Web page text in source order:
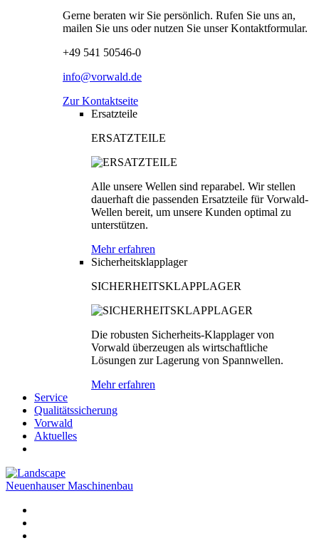
Gerne beraten wir Sie persönlich. Rufen Sie uns an,
mailen Sie uns oder nutzen Sie unser Kontaktformular.
+49 541 50546-0
info@vorwald.de
Zur Kontaktseite
Ersatzteile
ERSATZTEILE
Alle unsere Wellen sind reparabel. Wir stellen
dauerhaft die passenden Ersatzteile für Vorwald-
Wellen bereit, um unsere Kunden optimal zu
unterstützen.
Mehr erfahren
Sicherheitsklapplager
SICHERHEITSKLAPPLAGER
Die robusten Sicherheits-Klapplager von
Vorwald überzeugen als wirtschaftliche
Lösungen zur Lagerung von Spannwellen.
Mehr erfahren
Service
Qualitätssicherung
Vorwald
Aktuelles
Neuenhauser Maschinenbau